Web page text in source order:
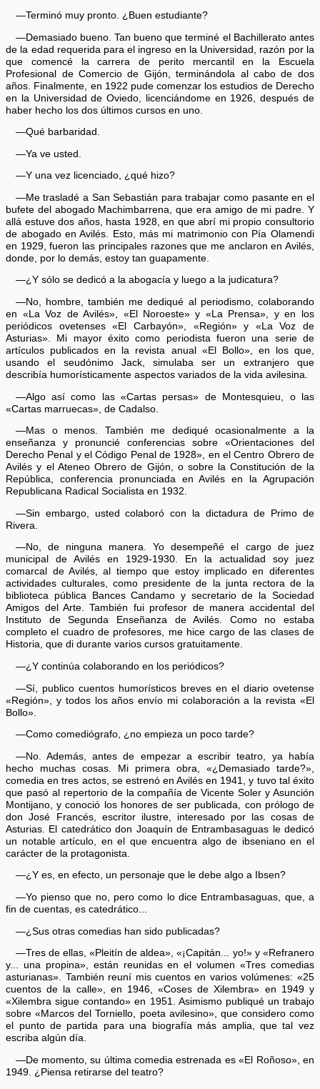
—Terminó muy pronto. ¿Buen estudiante?
—Demasiado bueno. Tan bueno que terminé el Bachillerato antes
de la edad requerida para el ingreso en la Universidad, razón por la
que comencé la carrera de perito mercantil en la Escuela
Profesional de Comercio de Gijón, terminándola al cabo de dos
años. Finalmente, en 1922 pude comenzar los estudios de Derecho
en la Universidad de Oviedo, licenciándome en 1926, después de
haber hecho los dos últimos cursos en uno.
—Qué barbaridad.
—Ya ve usted.
—Y una vez licenciado, ¿qué hizo?
—Me trasladé a San Sebastián para trabajar como pasante en el
bufete del abogado Machimbarrena, que era amigo de mi padre. Y
allá estuve dos años, hasta 1928, en que abrí mi propio consultorio
de abogado en Avilés. Esto, más mi matrimonio con Pía Olamendi
en 1929, fueron las principales razones que me anclaron en Avilés,
donde, por lo demás, estoy tan guapamente.
—¿Y sólo se dedicó a la abogacía y luego a la judicatura?
—No, hombre, también me dediqué al periodismo, colaborando
en «La Voz de Avilés», «El Noroeste» y «La Prensa», y en los
periódicos ovetenses «El Carbayón», «Región» y «La Voz de
Asturias». Mi mayor éxito como periodista fueron una serie de
artículos publicados en la revista anual «El Bollo», en los que,
usando el seudónimo Jack, simulaba ser un extranjero que
describía humorísticamente aspectos variados de la vida avilesina.
—Algo así como las «Cartas persas» de Montesquieu, o las
«Cartas marruecas», de Cadalso.
—Mas o menos. También me dediqué ocasionalmente a la
enseñanza y pronuncié conferencias sobre «Orientaciones del
Derecho Penal y el Código Penal de 1928», en el Centro Obrero de
Avilés y el Ateneo Obrero de Gijón, o sobre la Constitución de la
República, conferencia pronunciada en Avilés en la Agrupación
Republicana Radical Socialista en 1932.
—Sin embargo, usted colaboró con la dictadura de Primo de
Rivera.
—No, de ninguna manera. Yo desempeñé el cargo de juez
municipal de Avilés en 1929-1930. En la actualidad soy juez
comarcal de Avilés, al tiempo que estoy implicado en diferentes
actividades culturales, como presidente de la junta rectora de la
biblioteca pública Bances Candamo y secretario de la Sociedad
Amigos del Arte. También fui profesor de manera accidental del
Instituto de Segunda Enseñanza de Avilés. Como no estaba
completo el cuadro de profesores, me hice cargo de las clases de
Historia, que di durante varios cursos gratuitamente.
—¿Y continúa colaborando en los periódicos?
—Sí, publico cuentos humorísticos breves en el diario ovetense
«Región», y todos los años envío mi colaboración a la revista «El
Bollo».
—Como comediógrafo, ¿no empieza un poco tarde?
—No. Además, antes de empezar a escribir teatro, ya había
hecho muchas cosas. Mi primera obra, «¿Demasiado tarde?»,
comedia en tres actos, se estrenó en Avilés en 1941, y tuvo tal éxito
que pasó al repertorio de la compañía de Vicente Soler y Asunción
Montijano, y conoció los honores de ser publicada, con prólogo de
don José Francés, escritor ilustre, interesado por las cosas de
Asturias. El catedrático don Joaquín de Entrambasaguas le dedicó
un notable artículo, en el que encuentra algo de ibseniano en el
carácter de la protagonista.
—¿Y es, en efecto, un personaje que le debe algo a Ibsen?
—Yo pienso que no, pero como lo dice Entrambasaguas, que, a
fin de cuentas, es catedrático...
—¿Sus otras comedias han sido publicadas?
—Tres de ellas, «Pleitín de aldea», «¡Capitán... yo!» y «Refranero
y... una propina», están reunidas en el volumen «Tres comedias
asturianas». También reuní mis cuentos en varios volúmenes: «25
cuentos de la calle», en 1946, «Coses de Xilembra» en 1949 y
«Xilembra sigue contando» en 1951. Asimismo publiqué un trabajo
sobre «Marcos del Torniello, poeta avilesino», que considero como
el punto de partida para una biografía más amplia, que tal vez
escriba algún día.
—De momento, su última comedia estrenada es «El Roñoso», en
1949. ¿Piensa retirarse del teatro?